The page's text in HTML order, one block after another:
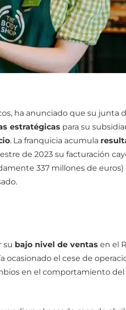
ha anunciado que su junta
estratégicas para su
. La franquicia acumula
de 2023 su facturación
337 millones de euros)
su bajo nivel de ventas en el
ocasionado el cese de
en el comportamiento del